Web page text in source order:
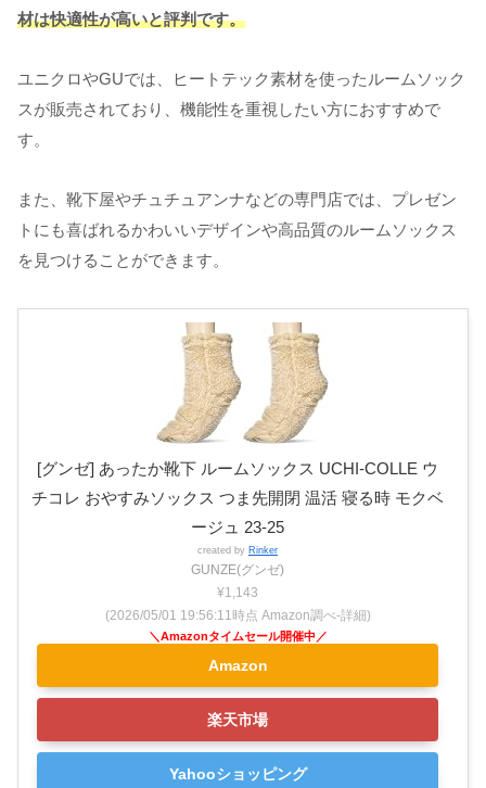
材は快適性が高いと評判です。
ユニクロやGUでは、ヒートテック素材を使ったルームソック
スが販売されており、機能性を重視したい方におすすめで
す。
また、靴下屋やチュチュアンナなどの専門店では、プレゼン
トにも喜ばれるかわいいデザインや高品質のルームソックス
を見つけることができます。
[グンゼ] あったか靴下 ルームソックス UCHI-COLLE ウ
チコレ おやすみソックス つま先開閉 温活 寝る時 モクベ
ージュ 23-25
created by Rinker
GUNZE(グンゼ)
¥1,143
(2026/05/01 19:56:11時点 Amazon調べ-詳細)
Amazon
楽天市場
Yahooショッピング